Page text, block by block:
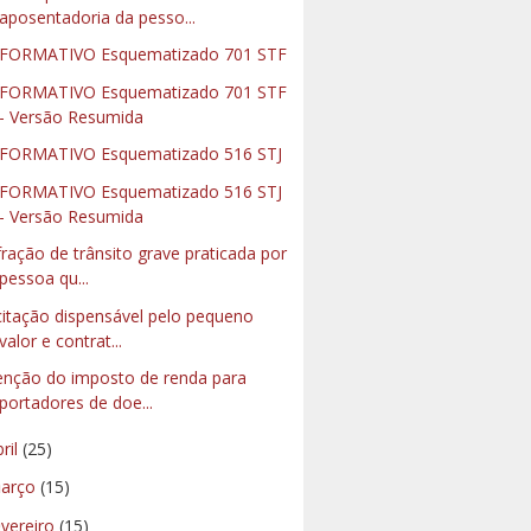
aposentadoria da pesso...
Esquematizado 701 STF
Esquematizado 701 STF
- Versão Resumida
Esquematizado 516 STJ
Esquematizado 516 STJ
- Versão Resumida
de trânsito grave praticada por
pessoa qu...
dispensável pelo pequeno
valor e contrat...
do imposto de renda para
portadores de doe...
(25)
(15)
(15)